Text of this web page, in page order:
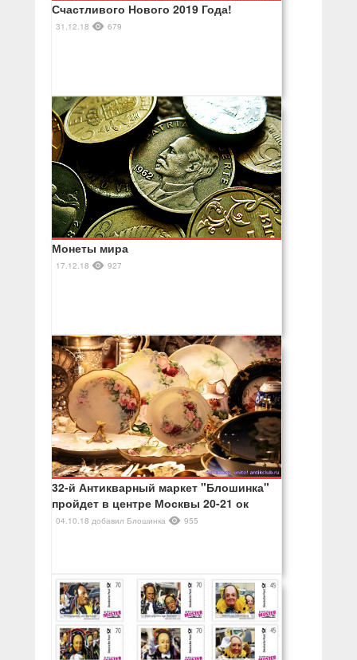
Счастливого Нового 2019 Года!
31.12.18 679
Монеты мира
17.12.18 927
32-й Антикварный маркет "Блошинка"
пройдет в центре Москвы 20-21 ок
04.10.18 добавил Блошинка 955